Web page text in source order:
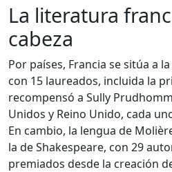
La literatura
cabeza
Por países, Francia se sitúa a
con 15 laureados, incluida la
recompensó a Sully
Unidos y Reino Unido, cada
En cambio, la lengua de
la de Shakespeare, con 29
premiados desde la creación